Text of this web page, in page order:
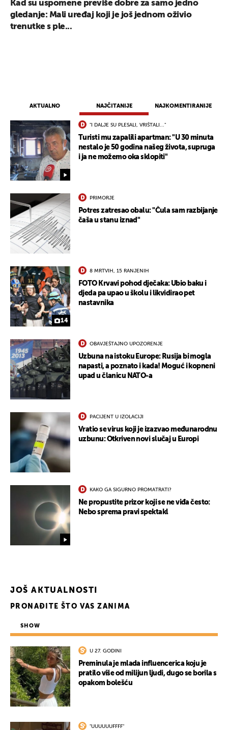
AKTUALNO NAJČITANIJE NAJKOMENTIRANIJE
"I DALJE SU PLESALI, VRIŠTALI..."
Turisti mu zapalili apartman: "U 30 minuta
nestalo je 50 godina našeg života, supruga
i ja ne možemo oka sklopiti"
PRIMORJE
Potres zatresao obalu: "Čula sam razbijanje
čaša u stanu iznad"
14
8 MRTVIH, 15 RANJENIH
FOTO Krvavi pohod dječaka: Ubio baku i
djeda pa upao u školu i likvidirao pet
nastavnika
OBAVJEŠTAJNO UPOZORENJE
Uzbuna na istoku Europe: Rusija bi mogla
napasti, a poznato i kada! Moguć i kopneni
upad u članicu NATO-a
PACIJENT U IZOLACIJI
Vratio se virus koji je izazvao međunarodnu
uzbunu: Otkriven novi slučaj u Europi
KAKO GA SIGURNO PROMATRATI?
Ne propustite prizor koji se ne viđa često:
Nebo sprema pravi spektakl
JOŠ AKTUALNOSTI
Kad su uspomene previše dobre za samo jedno
gledanje: Mali uređaj koji je još jednom oživio
trenutke s ple...
PRONAĐITE ŠTO VAS ZANIMA
SHOW
U 27. GODINI
Preminula je mlada influencerica koju je
pratilo više od milijun ljudi, dugo se borila s
opakom bolešću
"UUUUUUFFFF"
UKLJUČITE NOTIFIKACIJE